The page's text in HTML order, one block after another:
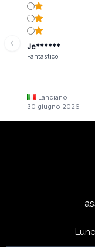
Je******
Fantastico
Lanciano
30 giugno 2026